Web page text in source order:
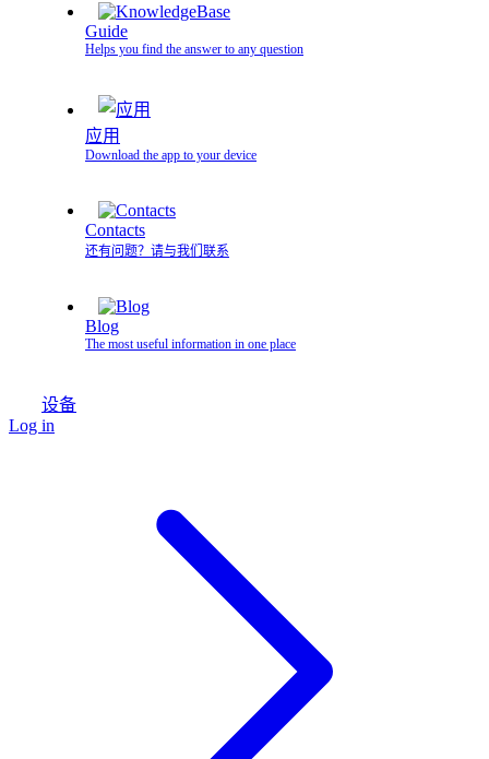
Guide
Helps you find the answer to any question
应用
Download the app to your device
Contacts
还有问题？请与我们联系
Blog
The most useful information in one place
设备
Log in